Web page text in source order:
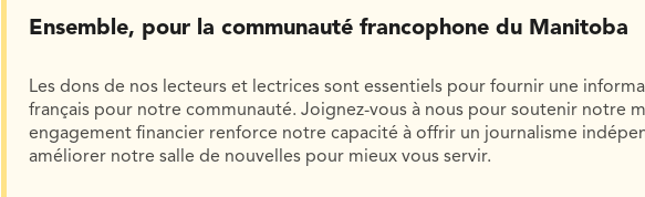
Ensemble, pour la communauté francophone du Manitoba
Les dons de nos lecteurs et lectrices sont essentiels pour fournir une
français pour notre communauté. Joignez-vous à nous pour soutenir notre
engagement financier renforce notre capacité à offrir un journalisme
améliorer notre salle de nouvelles pour mieux vous servir.